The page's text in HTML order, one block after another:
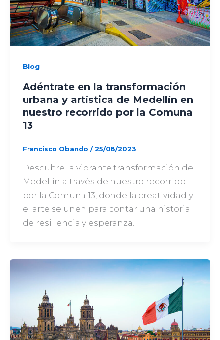
Blog
Adéntrate en la transformación
urbana y artística de Medellín en
nuestro recorrido por la Comuna
13
Francisco Obando /25/08/2023
Descubre la vibrante transformación de
Medellín a través de nuestro recorrido
por la Comuna 13, donde la creatividad y
el arte se unen para contar una historia
de resiliencia y esperanza.